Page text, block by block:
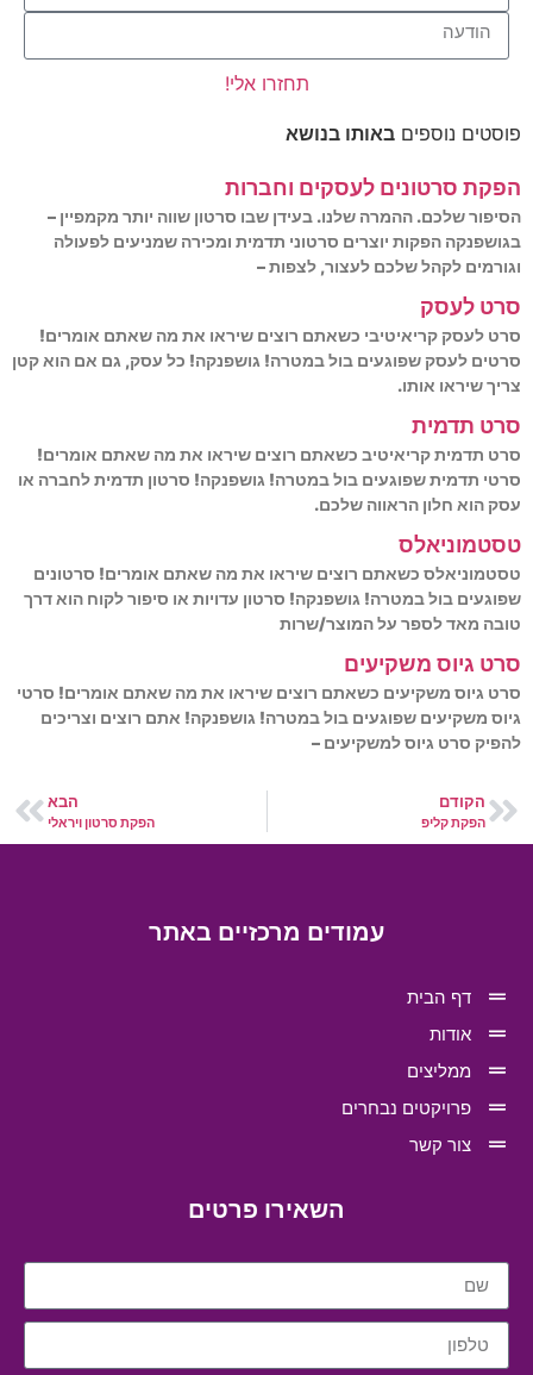
תחזרו אלי!
פוסטים נוספים באותו בנושא
הפקת סרטונים לעסקים וחברות
הסיפור שלכם. ההמרה שלנו. בעידן שבו סרטון שווה יותר מקמפיין –
בגושפנקה הפקות יוצרים סרטוני תדמית ומכירה שמניעים לפעולה
וגורמים לקהל שלכם לעצור, לצפות –
סרט לעסק
סרט לעסק קריאיטיבי כשאתם רוצים שיראו את מה שאתם אומרים!
סרטים לעסק שפוגעים בול במטרה! גושפנקה! כל עסק, גם אם הוא קטן
צריך שיראו אותו.
סרט תדמית
סרט תדמית קריאיטיב כשאתם רוצים שיראו את מה שאתם אומרים!
סרטי תדמית שפוגעים בול במטרה! גושפנקה! סרטון תדמית לחברה או
עסק הוא חלון הראווה שלכם.
טסטמוניאלס
טסטמוניאלס כשאתם רוצים שיראו את מה שאתם אומרים! סרטונים
שפוגעים בול במטרה! גושפנקה! סרטון עדויות או סיפור לקוח הוא דרך
טובה מאד לספר על המוצר/שרות
סרט גיוס משקיעים
סרט גיוס משקיעים כשאתם רוצים שיראו את מה שאתם אומרים! סרטי
גיוס משקיעים שפוגעים בול במטרה! גושפנקה! אתם רוצים וצריכים
להפיק סרט גיוס למשקיעים –
הקודם
הפקת קליפ
הבא
הפקת סרטון ויראלי
עמודים מרכזיים באתר
דף הבית
אודות
ממליצים
פרויקטים נבחרים
צור קשר
השאירו פרטים